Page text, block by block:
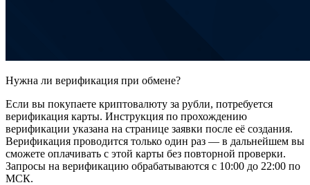
Нужна ли верификация при обмене?
Если вы покупаете криптовалюту за рубли, потребуется
верификация карты. Инструкция по прохождению
верификации указана на странице заявки после её создания.
Верификация проводится только один раз — в дальнейшем вы
сможете оплачивать с этой карты без повторной проверки.
Запросы на верификацию обрабатываются с 10:00 до 22:00 по
МСК.